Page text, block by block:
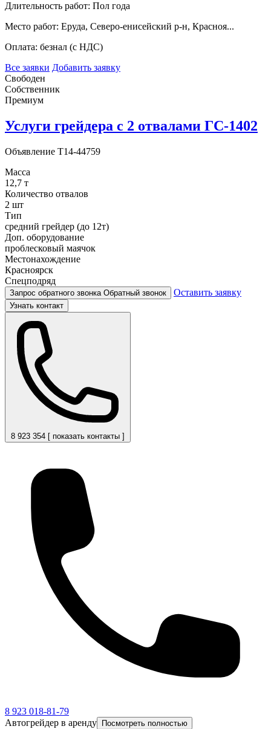
Длительность работ: Пол года
Место работ: Еруда, Северо-енисейский р-н, Красноя...
Оплата: безнал (с НДС)
Все заявки Добавить заявку
Свободен
Собственник
Премиум
Услуги грейдера с 2 отвалами ГС-1402
Объявление T14-44759
Масса
12,7 т
Количество отвалов
2 шт
Тип
средний грейдер (до 12т)
Доп. оборудование
проблесковый маячок
Местонахождение
Красноярск
Спецподряд
Запрос обратного звонка Обратный звонок Оставить заявку
Узнать контакт
8 923 354 [ показать контакты ]
8 923 018-81-79
Автогрейдер в аренду
Посмотреть полностью